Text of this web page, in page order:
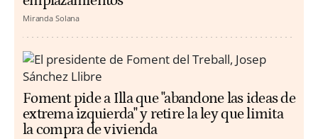
Miranda Solana
Foment pide a Illa que "abandone las ideas de
extrema izquierda" y retire la ley que limita
la compra de vivienda